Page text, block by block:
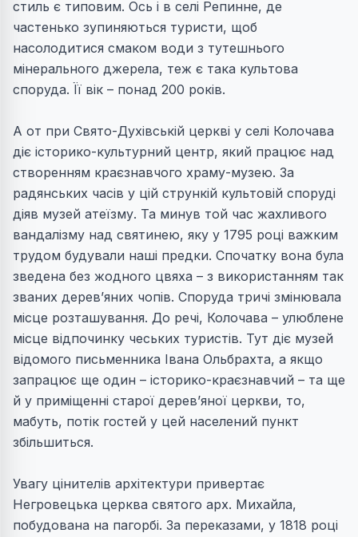
стиль є типовим. Ось і в селі Репинне, де
частенько зупиняються туристи, щоб
насолодитися смаком води з тутешнього
мінерального джерела, теж є така культова
споруда. Її вік – понад 200 років.
А от при Свято-Духівській церкві у селі Колочава
діє історико-культурний центр, який працює над
створенням краєзнавчого храму-музею. За
радянських часів у цій стрункій культовій споруді
діяв музей атеїзму. Та минув той час жахливого
вандалізму над святинею, яку у 1795 році важким
трудом будували наші предки. Спочатку вона була
зведена без жодного цвяха – з використанням так
званих дерев’яних чопів. Споруда тричі змінювала
місце розташування. До речі, Колочава – улюблене
місце відпочинку чеських туристів. Тут діє музей
відомого письменника Івана Ольбрахта, а якщо
запрацює ще один – історико-краєзнавчий – та ще
й у приміщенні старої дерев’яної церкви, то,
мабуть, потік гостей у цей населений пункт
збільшиться.
Увагу цінителів архітектури привертає
Негровецька церква святого арх. Михайла,
побудована на пагорбі. За переказами, у 1818 році